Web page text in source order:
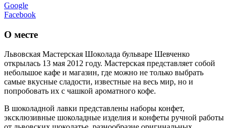
Google
Facebook
О месте
Львовская Мастерская Шоколада бульваре Шевченко
открылась 13 мая 2012 году. Мастерская представляет собой
небольшое кафе и магазин, где можно не только выбрать
самые вкусные сладости, известные на весь мир, но и
попробовать их с чашкой ароматного кофе.
В шоколадной лавки представлены наборы конфет,
эксклюзивные шоколадные изделия и конфеты ручной работы